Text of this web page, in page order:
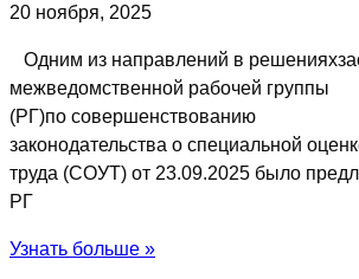
20 ноября, 2025
Одним из направлений в
межведомственной рабочей группы
(РГ)по совершенствованию
законодательства о специальной
труда (СОУТ) от 23.09.2025 было
РГ
Узнать больше »